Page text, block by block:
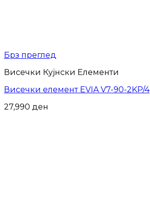
Брз преглед
Висечки Кујнски Елементи
Висечки елемент EVIA V7-90-2KP/4
27,990 ден